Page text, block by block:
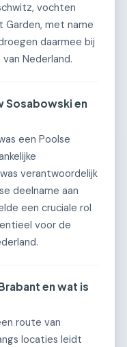
vochten
Garden, met name
daarmee bij
Nederland.
Sosabowski en
een Poolse
verantwoordelijk
deelname aan
een cruciale rol
voor de
en wat is
route van
locaties leidt